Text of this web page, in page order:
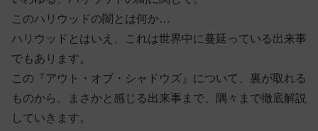
このハリウッドの闇とは何か…
ハリウッドとはいえ、これは世界中に蔓延っている出来事
でもあります。
この『アウト・オブ・シャドウズ』について、裏が取れる
ものから、まさかと感じる出来事まで、隅々まで徹底解説
していきます。